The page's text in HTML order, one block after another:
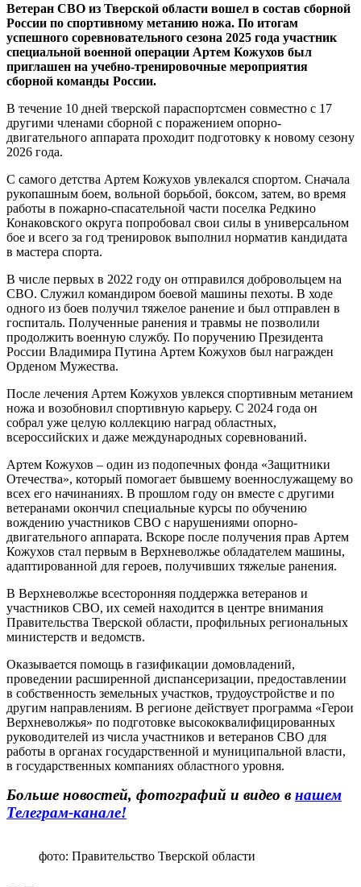
Ветеран СВО из Тверской области вошел в состав сборной
России по спортивному метанию ножа. По итогам
успешного соревновательного сезона 2025 года участник
специальной военной операции Артем Кожухов был
приглашен на учебно-тренировочные мероприятия
сборной команды России.
В течение 10 дней тверской параспортсмен совместно с 17
другими членами сборной с поражением опорно-
двигательного аппарата проходит подготовку к новому сезону
2026 года.
С самого детства Артем Кожухов увлекался спортом. Сначала
рукопашным боем, вольной борьбой, боксом, затем, во время
работы в пожарно-спасательной части поселка Редкино
Конаковского округа попробовал свои силы в универсальном
бое и всего за год тренировок выполнил норматив кандидата
в мастера спорта.
В числе первых в 2022 году он отправился добровольцем на
СВО. Служил командиром боевой машины пехоты. В ходе
одного из боев получил тяжелое ранение и был отправлен в
госпиталь. Полученные ранения и травмы не позволили
продолжить военную службу. По поручению Президента
России Владимира Путина Артем Кожухов был награжден
Орденом Мужества.
После лечения Артем Кожухов увлекся спортивным метанием
ножа и возобновил спортивную карьеру. С 2024 года он
собрал уже целую коллекцию наград областных,
всероссийских и даже международных соревнований.
Артем Кожухов – один из подопечных фонда «Защитники
Отечества», который помогает бывшему военнослужащему во
всех его начинаниях. В прошлом году он вместе с другими
ветеранами окончил специальные курсы по обучению
вождению участников СВО с нарушениями опорно-
двигательного аппарата. Вскоре после получения прав Артем
Кожухов стал первым в Верхневолжье обладателем машины,
адаптированной для героев, получивших тяжелые ранения.
В Верхневолжье всесторонняя поддержка ветеранов и
участников СВО, их семей находится в центре внимания
Правительства Тверской области, профильных региональных
министерств и ведомств.
Оказывается помощь в газификации домовладений,
проведении расширенной диспансеризации, предоставлении
в собственность земельных участков, трудоустройстве и по
другим направлениям. В регионе действует программа «Герои
Верхневолжья» по подготовке высококвалифицированных
руководителей из числа участников и ветеранов СВО для
работы в органах государственной и муниципальной власти,
в государственных компаниях областного уровня.
Больше новостей, фотографий и видео в нашем
Телеграм-канале!
фото: Правительство Тверской области